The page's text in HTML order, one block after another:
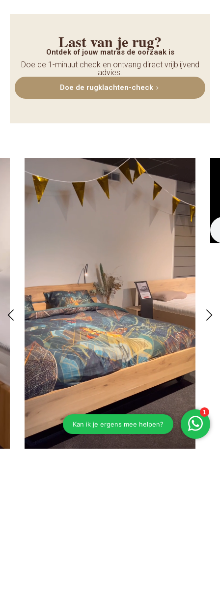
Last van je rug?
Ontdek of jouw matras de oorzaak is
Doe de 1-minuut check en ontvang direct vrijblijvend
advies.
Doe de rugklachten-check